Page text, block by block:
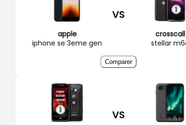
apple
iphone se 3eme gen
VS
crosscall
stellar
Comparer
VS